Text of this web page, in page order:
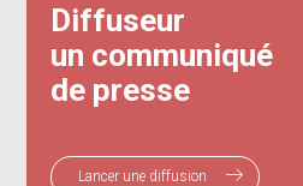
Diffuseur
un communiqué
de presse
Lancer une diffusion